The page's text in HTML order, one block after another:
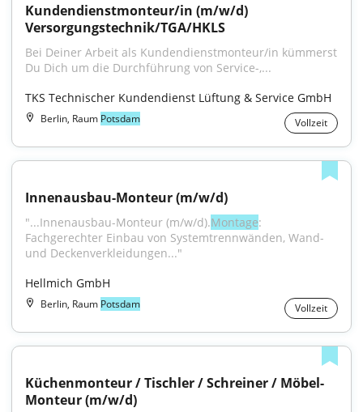
Kundendienstmonteur/in (m/w/d)
Versorgungstechnik/TGA/HKLS
Bei Deiner Arbeit als Kundendienstmonteur/in kümmerst
Du Dich um die Durchführung von Service-,...
TKS Technischer Kundendienst Lüftung & Service GmbH
Berlin, Raum Potsdam Vollzeit
Innenausbau-Monteur (m/w/d)
"...Innenausbau-Monteur (m/w/d).Montage:
Fachgerechter Einbau von Systemtrennwänden, Wand-
und Deckenverkleidungen..."
Hellmich GmbH
Berlin, Raum Potsdam Vollzeit
Küchenmonteur / Tischler / Schreiner / Möbel-
Monteur (m/w/d)